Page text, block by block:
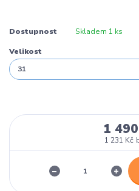
Dostupnost Skladem 1 ks
Velikost
1
1 231 Kč